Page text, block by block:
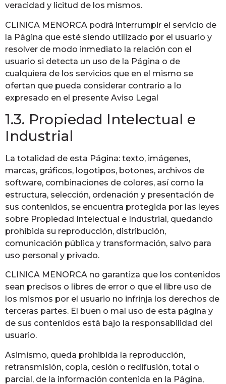
veracidad y licitud de los mismos.
CLINICA MENORCA podrá interrumpir el servicio de
la Página que esté siendo utilizado por el usuario y
resolver de modo inmediato la relación con el
usuario si detecta un uso de la Página o de
cualquiera de los servicios que en el mismo se
ofertan que pueda considerar contrario a lo
expresado en el presente Aviso Legal
1.3. Propiedad Intelectual e
Industrial
La totalidad de esta Página: texto, imágenes,
marcas, gráficos, logotipos, botones, archivos de
software, combinaciones de colores, así como la
estructura, selección, ordenación y presentación de
sus contenidos, se encuentra protegida por las leyes
sobre Propiedad Intelectual e Industrial, quedando
prohibida su reproducción, distribución,
comunicación pública y transformación, salvo para
uso personal y privado.
CLINICA MENORCA no garantiza que los contenidos
sean precisos o libres de error o que el libre uso de
los mismos por el usuario no infrinja los derechos de
terceras partes. El buen o mal uso de esta página y
de sus contenidos está bajo la responsabilidad del
usuario.
Asimismo, queda prohibida la reproducción,
retransmisión, copia, cesión o redifusión, total o
parcial, de la información contenida en la Página,